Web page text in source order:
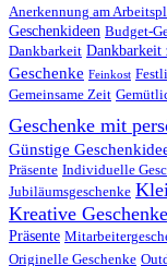
Anerkennung am
Geschenkideen Budget-
Dankbarkeit Dankbarkeit
Geschenke Feinkost
Gemeinsame Zeit
Geschenke mit
Günstige
Präsente Individuelle
Jubiläumsgeschenke
Kreative Geschenke
Präsente
Originelle Geschenke